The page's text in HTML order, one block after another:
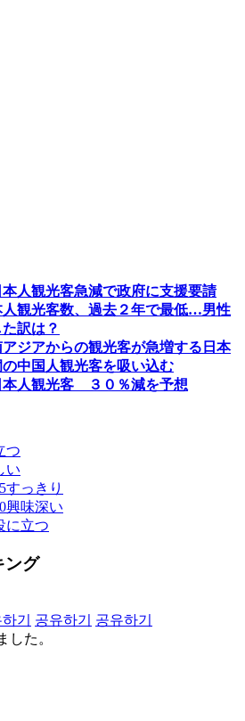
人観光客急減で政府に支援要請
観光客数、過去２年で最低…男性
訳は？
ジアからの観光客が急増する日本
中国人観光客を吸い込む
本人観光客 ３０％減を予想
つ
い
すっきり
興味深い
に立つ
ング
기 공유하기
공유하기
した。